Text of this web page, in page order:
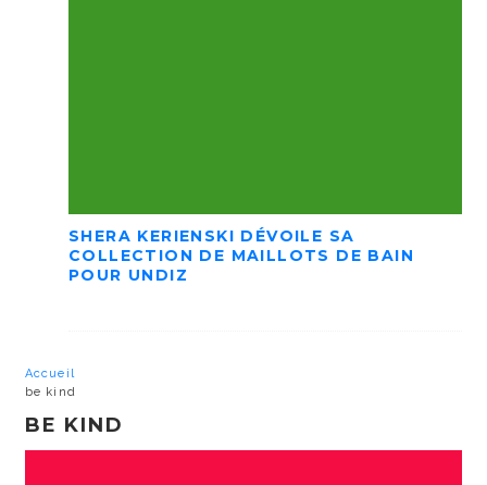
SHERA KERIENSKI DÉVOILE SA
COLLECTION DE MAILLOTS DE BAIN
POUR UNDIZ
Accueil
be kind
BE KIND